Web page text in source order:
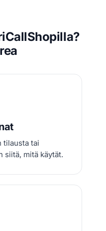
tilausta tai
siitä, mitä käytät.